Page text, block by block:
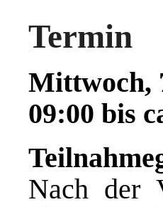
Termin
Mittwoch,
09:00 bis
Nach der